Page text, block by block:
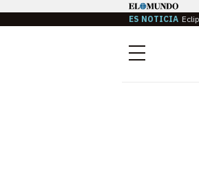
ES NOTICIA
Menú